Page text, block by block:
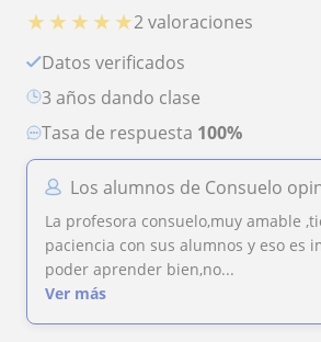
★ ★ ★ ★ ★2 valoraciones
Datos verificados
3 años dando clase
Tasa de respuesta 100%
Los alumnos de Consuelo
La profesora consuelo,muy amable
paciencia con sus alumnos y eso es
poder aprender bien,no...
Ver más